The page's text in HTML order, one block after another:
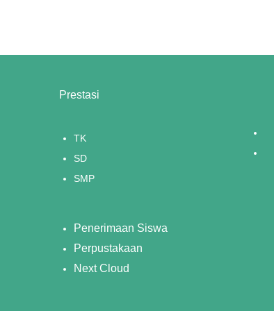
Prestasi
TK
SD
SMP
Penerimaan Siswa
Perpustakaan
Next Cloud